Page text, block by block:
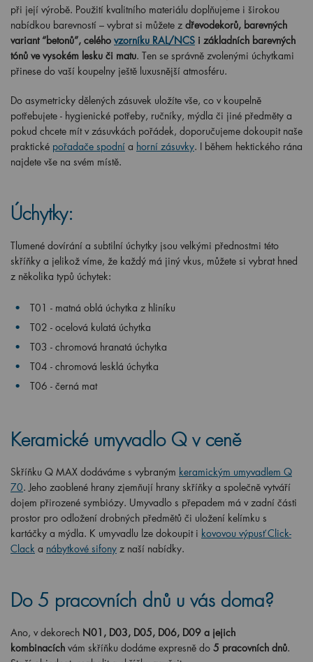
při její výrobě. Použití kvalitního materiálu doplňujeme i širokou
nabídkou barevností – vybrat si můžete z dřevodekorů, barevných
variant “betonů”, celého vzorníku RAL/NCS i základních barevných
tónů ve vysokém lesku či matu. Ten se správně zvolenými úchytkami
přinese do vaší koupelny ještě luxusnější atmosféru.
Do asymetricky dělených zásuvek uložíte vše, co v koupelně
potřebujete - hygienické potřeby, ručníky, mýdla či jiné předměty a
pokud chcete mít v zásuvkách pořádek, doporučujeme dokoupit naše
praktické pořadače spodní a horní zásuvky. I během hektického rána
najdete vše na svém místě.
Úchytky:
Tlumené dovírání a subtilní úchytky jsou velkými přednostmi této
skříňky a jelikož víme, že každý má jiný vkus, můžete si vybrat hned
z několika typů úchytek:
T01 - matná oblá úchytka z hliníku
T02 - ocelová kulatá úchytka
T03 - chromová hranatá úchytka
T04 - chromová lesklá úchytka
T06 - černá mat
Keramické umyvadlo Q v ceně
Skříňku Q MAX dodáváme s vybraným keramickým umyvadlem Q
70. Jeho zaoblené hrany zjemňují hrany skříňky a společně vytváří
dojem přirozené symbiózy. Umyvadlo s přepadem má v zadní části
prostor pro odložení drobných předmětů či uložení kelímku s
kartáčky a mýdla. K umyvadlu lze dokoupit i kovovou výpusť Click-
Clack a nábytkové sifony z naší nabídky.
Do 5 pracovních dnů u vás doma?
Ano, v dekorech N01, D03, D05, D06, D09 a jejich
kombinacích vám skříňku dodáme expresně do 5 pracovních dnů.